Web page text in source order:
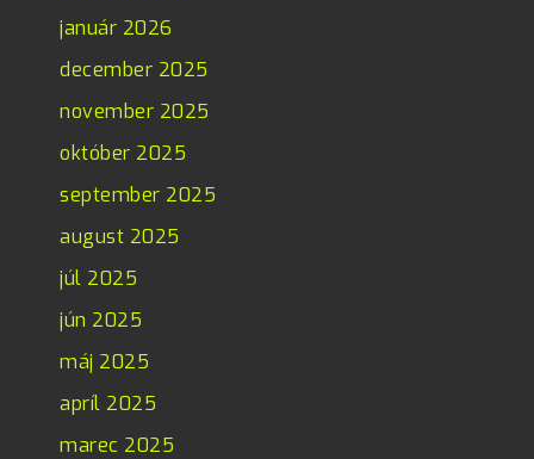
január 2026
december 2025
november 2025
október 2025
september 2025
august 2025
júl 2025
jún 2025
máj 2025
apríl 2025
marec 2025